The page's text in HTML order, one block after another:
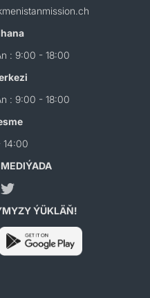
: 9:00 - 18:00
: 9:00 - 18:00
14:00
ÝÜKLÄŇ!